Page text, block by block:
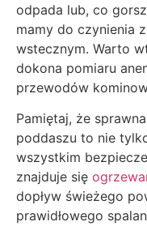
odpada lub, co
mamy do czynienia
wstecznym. Warto
dokona pomiaru
przewodów
Pamiętaj, że
poddaszu to nie
wszystkim
znajduje się
dopływ świeżego
prawidłowego